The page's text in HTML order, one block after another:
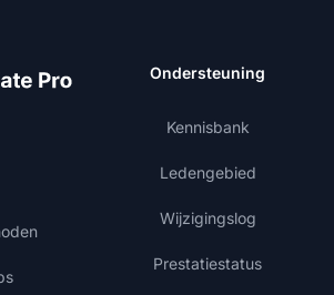
Ondersteuning
Kennisbank
Ledengebied
Wijzigingslog
Prestatiestatus